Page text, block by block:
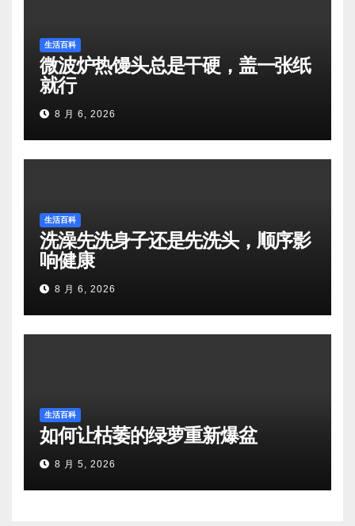
生活百科
微波炉热馒头总是干硬，盖一张纸
就行
8 月 6, 2026
生活百科
洗澡先洗身子还是先洗头，顺序影
响健康
8 月 6, 2026
生活百科
如何让枯萎的绿萝重新爆盆
8 月 5, 2026